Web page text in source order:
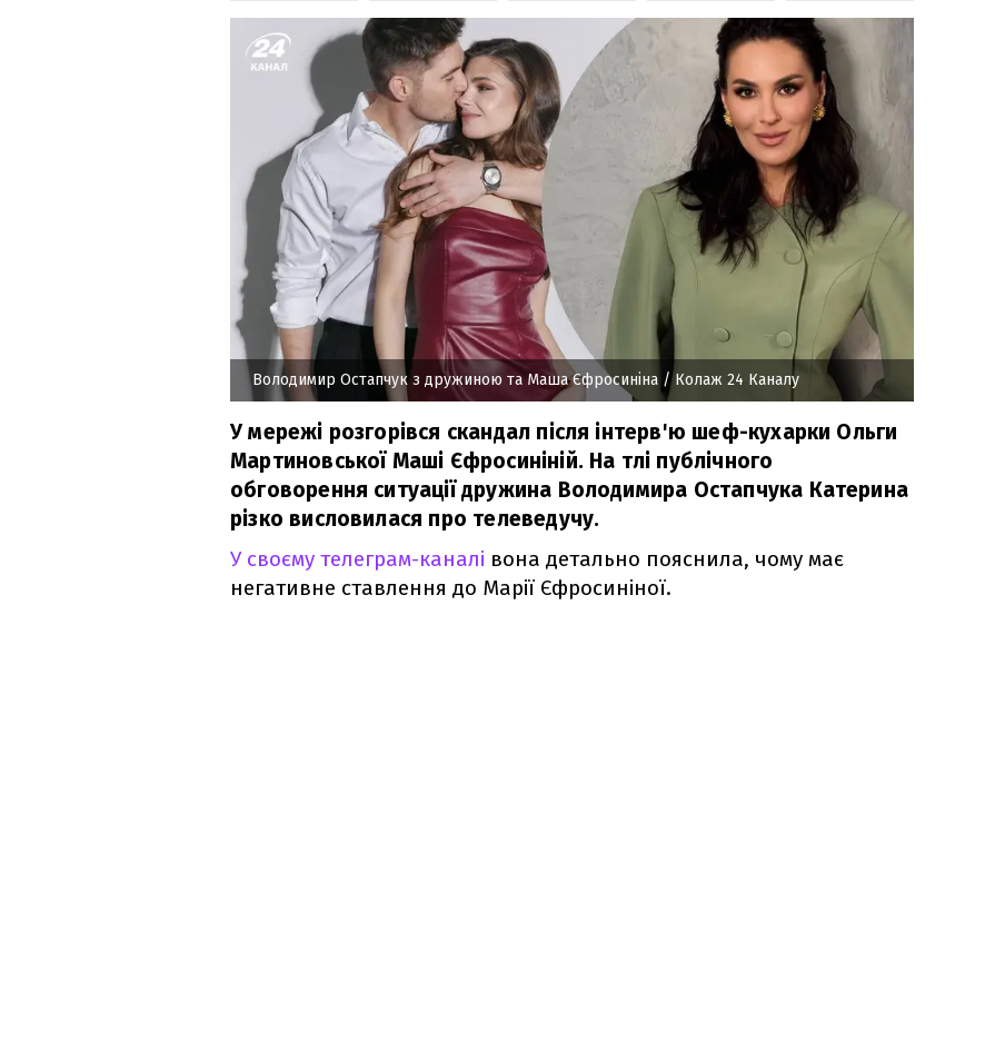
Володимир Остапчук з дружиною та Маша Єфросиніна / Колаж 24 Каналу
У мережі розгорівся скандал після інтерв'ю шеф-кухарки Ольги
Мартиновської Маші Єфросиніній. На тлі публічного
обговорення ситуації дружина Володимира Остапчука Катерина
різко висловилася про телеведучу.
У своєму телеграм-каналі вона детально пояснила, чому має
негативне ставлення до Марії Єфросиніної.